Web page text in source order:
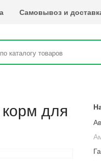
Самовывоз и
для